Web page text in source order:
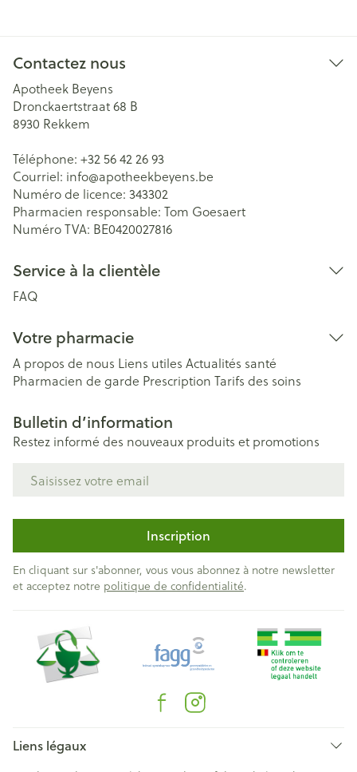
Contactez nous
Apotheek Beyens
Dronckaertstraat 68 B
8930 Rekkem
Téléphone: +32 56 42 26 93
Courriel: info@apotheekbeyens.be
Numéro de licence: 343302
Pharmacien responsable: Tom Goesaert
Numéro TVA: BE0420027816
Service à la clientèle
FAQ
Votre pharmacie
A propos de nous Liens utiles Actualités santé
Pharmacien de garde Prescription Tarifs des soins
Bulletin d’information
Restez informé des nouveaux produits et promotions
Inscription
En cliquant sur s'abonner, vous vous abonnez à notre newsletter
et acceptez notre politique de confidentialité.
Liens légaux